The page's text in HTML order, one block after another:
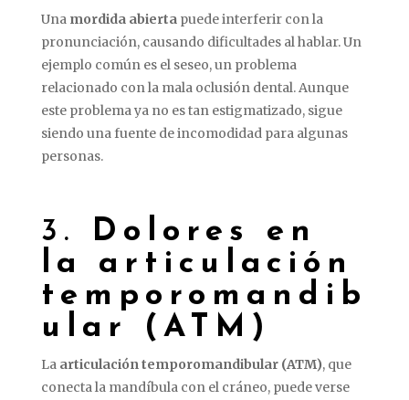
Una mordida abiertapuede interferir con la
pronunciación, causando dificultades al hablar. Un
ejemplo común es el seseo, un problema
relacionado con la mala oclusión dental. Aunque
este problema ya no es tan estigmatizado, sigue
siendo una fuente de incomodidad para algunas
personas.
3. Dolores en
la articulación
temporomandib
ular (ATM)
La articulación temporomandibular (ATM), que
conecta la mandíbula con el cráneo, puede verse